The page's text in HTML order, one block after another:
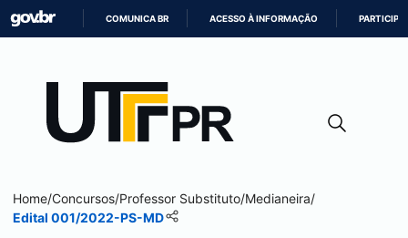
CONTEÚDO
COMUNICA BR ACESSO À INFORMAÇÃO PARTICIPE
Home/Concursos/Professor Substituto/Medianeira/
Edital 001/2022-PS-MD